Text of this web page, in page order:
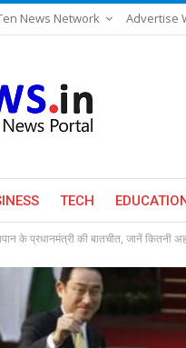
News Network Advertise
TECH
के प्रधानमंत्री की बातचीत, जानें कितनी